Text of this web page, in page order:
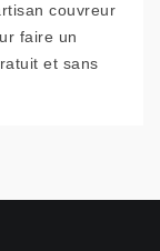
couvreur
faire un
et sans